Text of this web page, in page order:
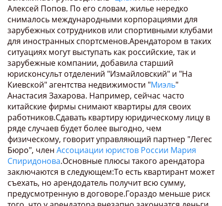
Алексей Попов. По его словам, жилье нередко
снималось международными корпорациями для
зарубежных сотрудников или спортивными клубами
для иностранных спортсменов.Арендатором в таких
ситуациях могут выступать как российские, так и
зарубежные компании, добавила старший
юрисконсульт отделений "Измайловский" и "На
Киевской" агентства недвижимости "Миэль"
Анастасия Захарова. Например, сейчас часто
китайские фирмы снимают квартиры для своих
работников.Сдавать квартиру юридическому лицу в
ряде случаев будет более выгодно, чем
физическому, говорит управляющий партнер "Легес
Бюро", член Ассоциации юристов России Мария
Спиридонова.Основные плюсы такого арендатора
заключаются в следующем:То есть квартирант может
съехать, но арендодатель получит всю сумму,
предусмотренную в договоре.Гораздо меньше риск